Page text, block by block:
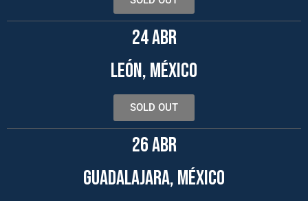
24 ABR
LEÓN, MÉXICO
SOLD OUT
26 ABR
GUADALAJARA, MÉXICO